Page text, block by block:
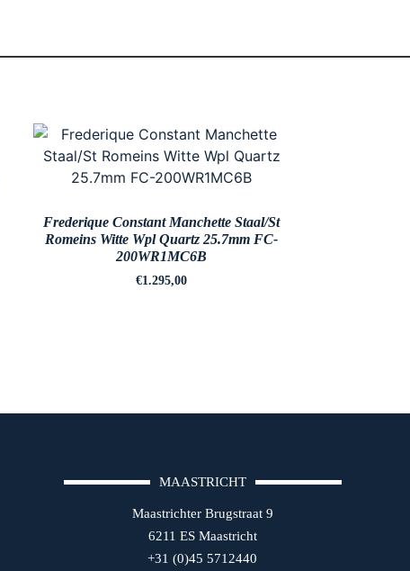
Frederique Constant Manchette Staal/St
Romeins Witte Wpl Quartz 25.7mm FC-
200WR1MC6B
€1.295,00
MAASTRICHT
Maastrichter Brugstraat 9
6211 ES Maastricht
+31 (0)45 5712440